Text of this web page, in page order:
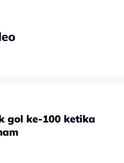
gol ke-100 ketika